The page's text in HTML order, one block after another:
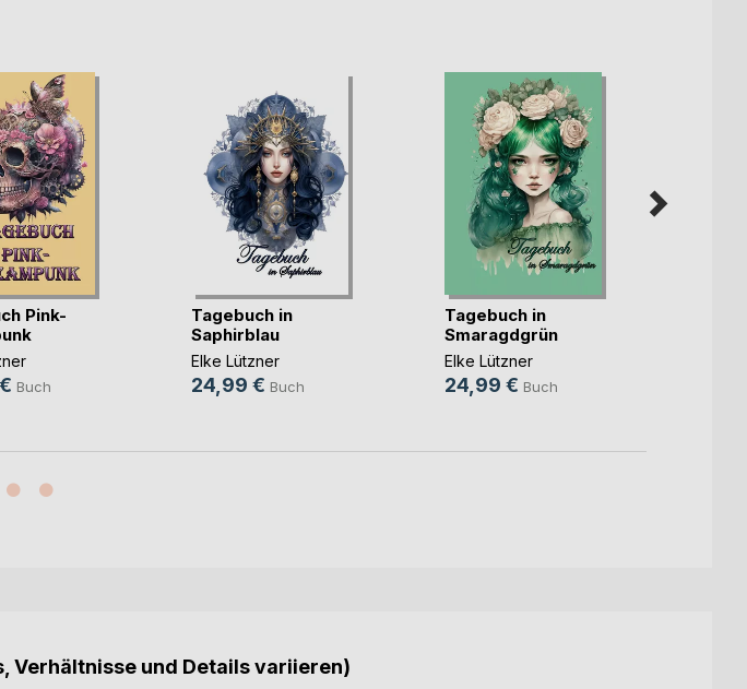
Pink-
Buch
Tagebuch in
Saphirblau
Elke Lützner
24,99 € Buch
Tagebuch in
Smaragdgrün
Elke Lützner
24,99 € Buch
Verhältnisse und Details variieren)